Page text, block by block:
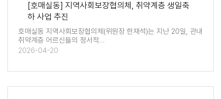
[호매실동] 지역사회보장협의체, 취약계층 생일축
하 사업 추진
호매실동 지역사회보장협의체(위원장 한재석)는 지난 20일, 관내
취약계층 어르신들의 정서적…
2026-04-20